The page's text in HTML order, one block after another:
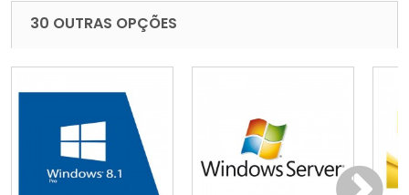
30 OUTRAS OPÇÕES